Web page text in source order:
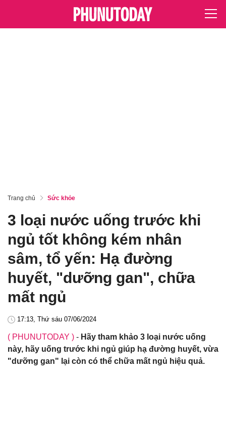
Trang chủ Sức khỏe
3 loại nước uống trước khi
ngủ tốt không kém nhân
sâm, tổ yến: Hạ đường
huyết, "dưỡng gan", chữa
mất ngủ
17:13, Thứ sáu 07/06/2024
( PHUNUTODAY ) - Hãy tham khảo 3 loại nước uống
này, hãy uống trước khi ngủ giúp hạ đường huyết, vừa
"dưỡng gan" lại còn có thể chữa mất ngủ hiệu quả.